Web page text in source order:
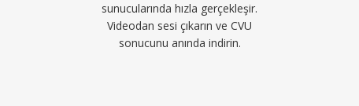
sunucularında hızla gerçekleşir.
Videodan sesi çıkarın ve CVU
sonucunu anında indirin.